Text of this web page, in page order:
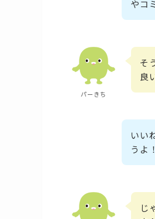
やコ
パーきち
そ
良
いい
うよ！
じ